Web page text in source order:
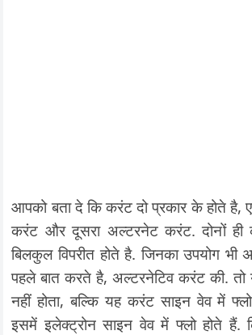
आपको बता दे कि करंट दो प्रकार के होते है,
करंट और दूसरा अल्टरनेट करंट. दोनों
बिलकुल विपरीत होते है. जिनका उपयोग भी
पहले बात करते है, अल्टरनेटिव करंट की.
नहीं होता, बल्कि यह करंट साइन वेव में
इसमें इलेक्ट्रोन साइन वेव में फ्लो होते हैं.